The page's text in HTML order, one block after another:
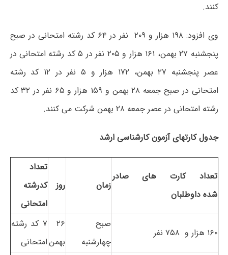
کنند.
وی افزود: ۱۹۸ هزار و ۲۰۹ نفر در ۶۴ کد رشته امتحانی در صبح
پنجشنبه ۲۷ بهمن، ۱۶۱ هزار و ۲۰۵ نفر در ۵ کد رشته امتحانی در
عصر پنجشنبه ۲۷ بهمن، ۱۷۲ هزار و ۵ نفر در ۱۲ کد رشته
امتحانی در صبح جمعه ۲۸ بهمن و ۱۵۹ هزار و ۶۵ نفر در ۳۲ کد
رشته امتحانی در عصر جمعه ۲۸ بهمن شرکت می کنند.
جدول کارتهای آزمون کارشناسی ارشد
تعداد کارت های صادر
شده داوطلبان
زمان روز
تعداد
کدرشته
امتحانی
۱۶۰ هزار و ۷۵۸ نفر
صبح
چهارشنبه
۲۶
بهمن
۷ کد رشته
امتحانی